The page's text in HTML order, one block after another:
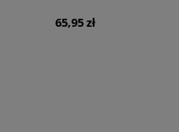
65,95 zł